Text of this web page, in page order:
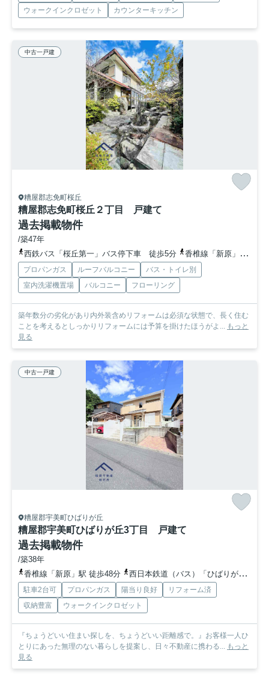
ウォークインクロゼット
カウンターキッチン
中古一戸建
糟屋郡志免町桜丘
糟屋郡志免町桜丘２丁目 戸建て
過去掲載物件
/築47年
西鉄バス「桜丘第一」バス停下車 徒歩5分
香椎線「新原」駅 徒歩52分
プロパンガス ルーフバルコニー
バス・トイレ別
室内洗濯機置場
バルコニー フローリング
築年数分の劣化があり内外装含めリフォームは必須な状態で、長く住む
ことを考えるとしっかりリフォームには予算を掛けたほうがよ... もっと
見る
中古一戸建
糟屋郡宇美町ひばりが丘
糟屋郡宇美町ひばりが丘3丁目 戸建て
過去掲載物件
/築38年
香椎線「新原」駅 徒歩48分
西日本鉄道（バス）「ひばりが丘西口」バス停下車 徒歩6分
駐車2台可 プロパンガス 陽当り良好
リフォーム済
収納豊富
ウォークインクロゼット
『ちょうどいい住まい探しを、ちょうどいい距離感で。』お客様一人ひ
とりにあった無理のない暮らしを提案し、日々不動産に携わる... もっと
見る